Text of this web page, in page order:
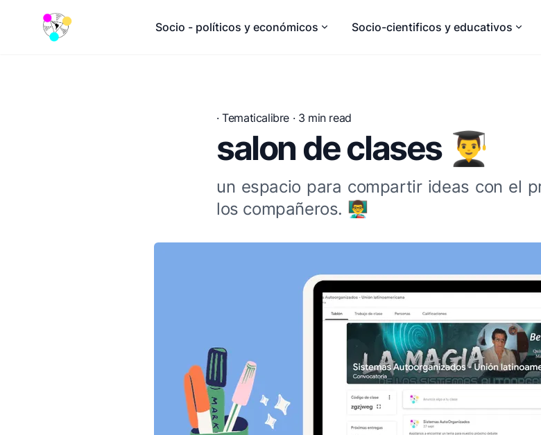
Socio - políticos y económicos Socio-cientificos y educativos
·Tematicalibre · 3 min read
salon de clases 👨‍🎓
un espacio para compartir ideas con el
los compañeros. 👨‍🏫